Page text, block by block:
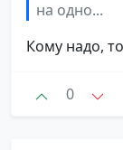
на одно...
Кому надо,
0